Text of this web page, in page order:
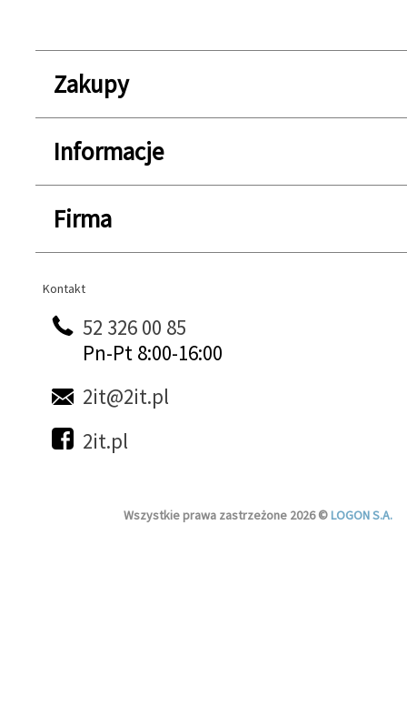
Zakupy
Informacje
Firma
Kontakt
Kontakt
52 326 00 85
Pn-Pt 8:00-16:00
2it@2it.pl
2it.pl
Wszystkie prawa zastrzeżone 2026 ©LOGON S.A.